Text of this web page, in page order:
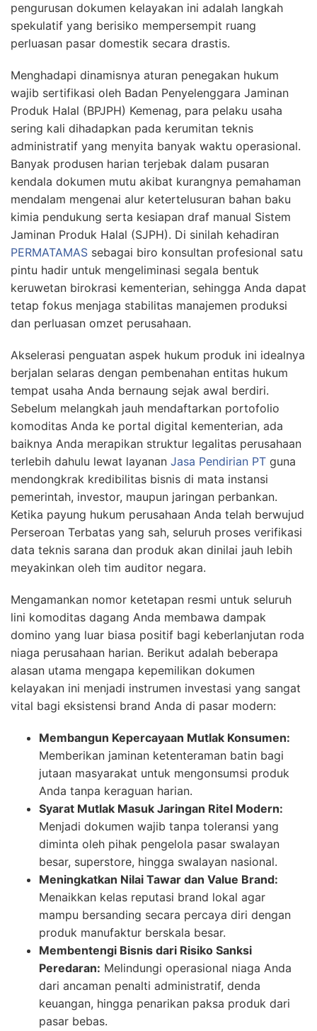
pengurusan dokumen kelayakan ini adalah langkah
spekulatif yang berisiko mempersempit ruang
perluasan pasar domestik secara drastis.
Menghadapi dinamisnya aturan penegakan hukum
wajib sertifikasi oleh Badan Penyelenggara Jaminan
Produk Halal (BPJPH) Kemenag, para pelaku usaha
sering kali dihadapkan pada kerumitan teknis
administratif yang menyita banyak waktu operasional.
Banyak produsen harian terjebak dalam pusaran
kendala dokumen mutu akibat kurangnya pemahaman
mendalam mengenai alur ketertelusuran bahan baku
kimia pendukung serta kesiapan draf manual Sistem
Jaminan Produk Halal (SJPH). Di sinilah kehadiran
PERMATAMAS sebagai biro konsultan profesional satu
pintu hadir untuk mengeliminasi segala bentuk
keruwetan birokrasi kementerian, sehingga Anda dapat
tetap fokus menjaga stabilitas manajemen produksi
dan perluasan omzet perusahaan.
Akselerasi penguatan aspek hukum produk ini idealnya
berjalan selaras dengan pembenahan entitas hukum
tempat usaha Anda bernaung sejak awal berdiri.
Sebelum melangkah jauh mendaftarkan portofolio
komoditas Anda ke portal digital kementerian, ada
baiknya Anda merapikan struktur legalitas perusahaan
terlebih dahulu lewat layanan Jasa Pendirian PT guna
mendongkrak kredibilitas bisnis di mata instansi
pemerintah, investor, maupun jaringan perbankan.
Ketika payung hukum perusahaan Anda telah berwujud
Perseroan Terbatas yang sah, seluruh proses verifikasi
data teknis sarana dan produk akan dinilai jauh lebih
meyakinkan oleh tim auditor negara.
Mengamankan nomor ketetapan resmi untuk seluruh
lini komoditas dagang Anda membawa dampak
domino yang luar biasa positif bagi keberlanjutan roda
niaga perusahaan harian. Berikut adalah beberapa
alasan utama mengapa kepemilikan dokumen
kelayakan ini menjadi instrumen investasi yang sangat
vital bagi eksistensi brand Anda di pasar modern:
Membangun Kepercayaan Mutlak Konsumen:
Memberikan jaminan ketenteraman batin bagi
jutaan masyarakat untuk mengonsumsi produk
Anda tanpa keraguan harian.
Syarat Mutlak Masuk Jaringan Ritel Modern:
Menjadi dokumen wajib tanpa toleransi yang
diminta oleh pihak pengelola pasar swalayan
besar, superstore, hingga swalayan nasional.
Meningkatkan Nilai Tawar dan Value Brand:
Menaikkan kelas reputasi brand lokal agar
mampu bersanding secara percaya diri dengan
produk manufaktur berskala besar.
Membentengi Bisnis dari Risiko Sanksi
Peredaran: Melindungi operasional niaga Anda
dari ancaman penalti administratif, denda
keuangan, hingga penarikan paksa produk dari
pasar bebas.